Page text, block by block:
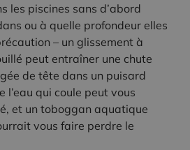
les piscines sans d’abord
ou à quelle profondeur elles
– un glissement à
peut entraîner une chute
de tête dans un puisard
l’eau qui coule peut vous
et un toboggan aquatique
vous faire perdre le